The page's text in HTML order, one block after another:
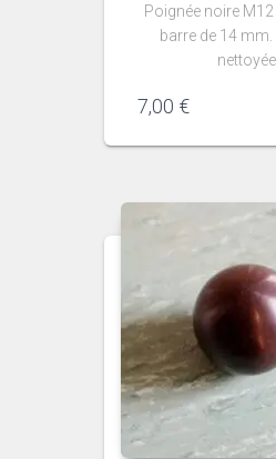
Poignée noire
barre de 14 mm.
nettoyée.
7,00 €